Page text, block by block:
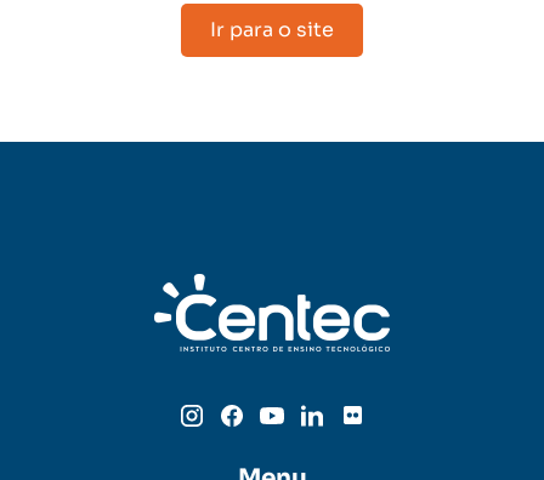
Ir para o site